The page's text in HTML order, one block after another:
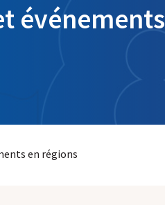
événements
en régions